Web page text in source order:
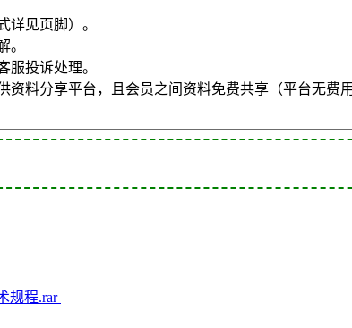
见页脚）。
。
投诉处理。
料分享平台，且会员之间资料免费共享（平台无费
规程.rar